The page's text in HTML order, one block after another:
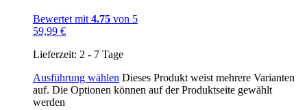
Bewertet mit 4.75 von 5
59,99 €
Lieferzeit: 2 - 7 Tage
Ausführung wählen Dieses Produkt weist mehrere Varianten
auf. Die Optionen können auf der Produktseite gewählt
werden